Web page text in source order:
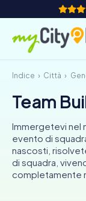
Come
Città
Tour
Team
Indice Città
Team
Immergetevi nel
evento di
nascosti,
di squadra,
completamente